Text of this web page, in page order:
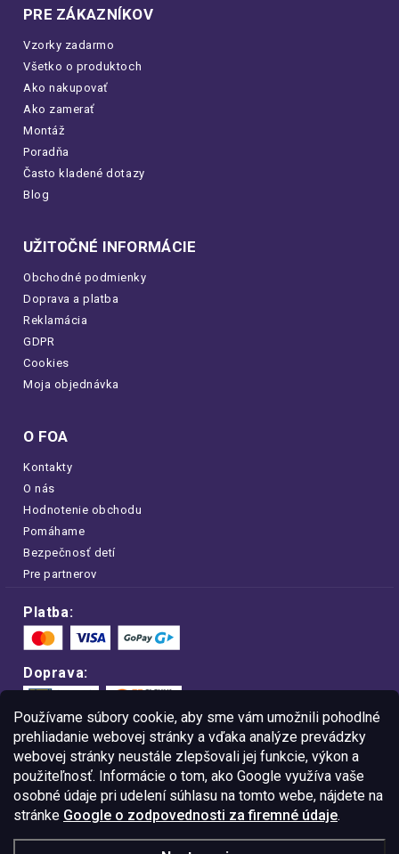
Používame súbory cookie, aby sme vám umožnili pohodlné
prehliadanie webovej stránky a vďaka analýze prevádzky
webovej stránky neustále zlepšovali jej funkcie, výkon a
použiteľnosť. Informácie o tom, ako Google využíva vaše
osobné údaje pri udelení súhlasu na tomto webe, nájdete na
stránke Google o zodpovednosti za firemné údaje.
PRE ZÁKAZNÍKOV
Vzorky zadarmo
Všetko o produktoch
Ako nakupovať
Ako zamerať
Montáž
Poradňa
Často kladené dotazy
Blog
UŽITOČNÉ INFORMÁCIE
Obchodné podmienky
Doprava a platba
Reklamácia
GDPR
Cookies
Moja objednávka
O FOA
Kontakty
O nás
Hodnotenie obchodu
Pomáhame
Bezpečnosť detí
Pre partnerov
Platba:
Doprava:
Nakupujte na FOA bezpečne a bez obáv.
Vďaka protokolu HTTPS sú vaše citlivé
dáta v úplnom bezpečí.
© Copyright2026Westlogic Slovakia s.r.o.,